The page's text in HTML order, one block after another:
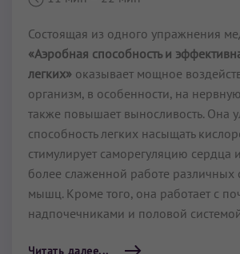
Состоящая из одного упражнения
«Аэробная способность и
легких» оказывает мощное
организм, в особенности, на
также повышает выносливость. Она
способность легких насыщать
стимулирует саморегуляцию сердца
более слаженной работе различных
мышц. Кроме того, она работает с
надпочечниками и половой
Читать далее...